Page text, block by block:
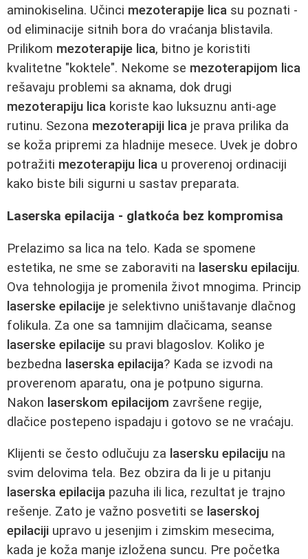
aminokiselina. Učinci mezoterapije lica su poznati -
od eliminacije sitnih bora do vraćanja blistavila.
Prilikom mezoterapije lica, bitno je koristiti
kvalitetne "koktele". Nekome se mezoterapijom lica
rešavaju problemi sa aknama, dok drugi
mezoterapiju lica koriste kao luksuznu anti-age
rutinu. Sezona mezoterapiji lica je prava prilika da
se koža pripremi za hladnije mesece. Uvek je dobro
potražiti mezoterapiju lica u proverenoj ordinaciji
kako biste bili sigurni u sastav preparata.
Laserska epilacija - glatkoća bez kompromisa
Prelazimo sa lica na telo. Kada se spomene
estetika, ne sme se zaboraviti na lasersku epilaciju.
Ova tehnologija je promenila život mnogima. Princip
laserske epilacije je selektivno uništavanje dlačnog
folikula. Za one sa tamnijim dlačicama, seanse
laserske epilacije su pravi blagoslov. Koliko je
bezbedna laserska epilacija? Kada se izvodi na
proverenom aparatu, ona je potpuno sigurna.
Nakon laserskom epilacijom završene regije,
dlačice postepeno ispadaju i gotovo se ne vraćaju.
Klijenti se često odlučuju za lasersku epilaciju na
svim delovima tela. Bez obzira da li je u pitanju
laserska epilacija pazuha ili lica, rezultat je trajno
rešenje. Zato je važno posvetiti se laserskoj
epilaciji upravo u jesenjim i zimskim mesecima,
kada je koža manje izložena suncu. Pre početka